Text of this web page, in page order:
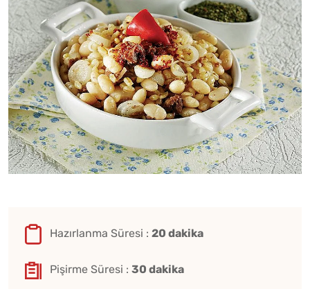
Hazırlanma Süresi : 20 dakika
Pişirme Süresi : 30 dakika